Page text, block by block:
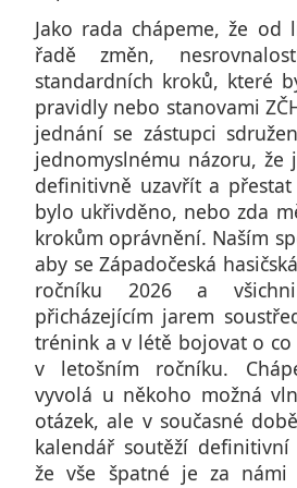
Jako rada chápeme, že od
řadě změn,
standardních kroků, které
pravidly nebo stanovami
jednání se zástupci
jednomyslnému názoru, že
definitivně uzavřít a
bylo ukřivděno, nebo zda
krokům oprávnění. Naším
aby se Západočeská
ročníku 2026 a
přicházejícím jarem
trénink a v létě bojovat o
v letošním ročníku.
vyvolá u někoho možná
otázek, ale v současné
kalendář soutěží
že vše špatné je za námi